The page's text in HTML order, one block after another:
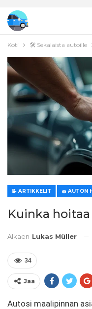
Koti 🛠️ Sekalaista autoille
📝 ARTIKKELIT 🧽 AUTON
Kuinka hoitaa
Alkaen Lukas Müller
34
Jaa
Autosi maalipinnan